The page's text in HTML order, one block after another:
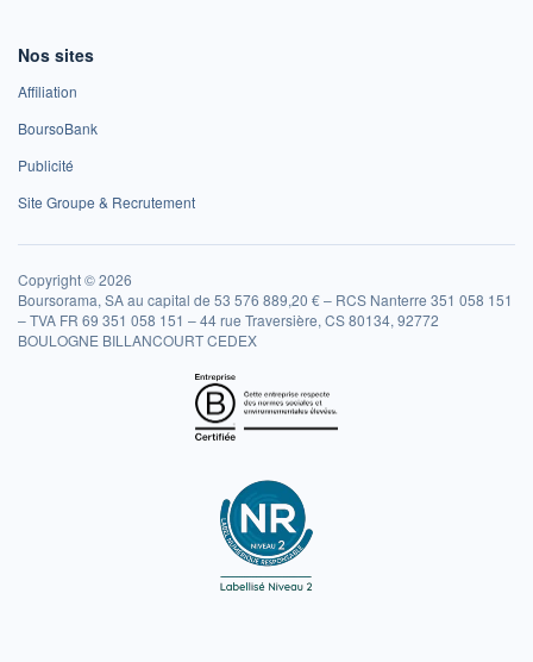
Nos sites
Affiliation
BoursoBank
Publicité
Site Groupe & Recrutement
Copyright © 2026
Boursorama, SA au capital de 53 576 889,20 € – RCS Nanterre 351 058 151
– TVA FR 69 351 058 151 – 44 rue Traversière, CS 80134, 92772
BOULOGNE BILLANCOURT CEDEX